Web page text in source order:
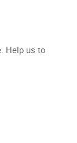
Help us to